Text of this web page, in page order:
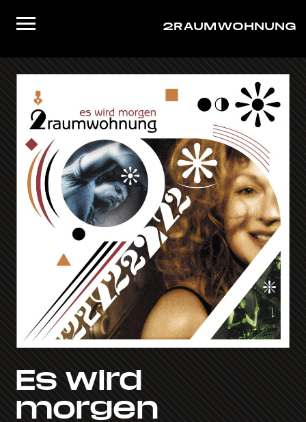
Startseite
Musik
Live
Video
About/Contact
Shop
2RAUMWOHNUNG
Es wird
morgen